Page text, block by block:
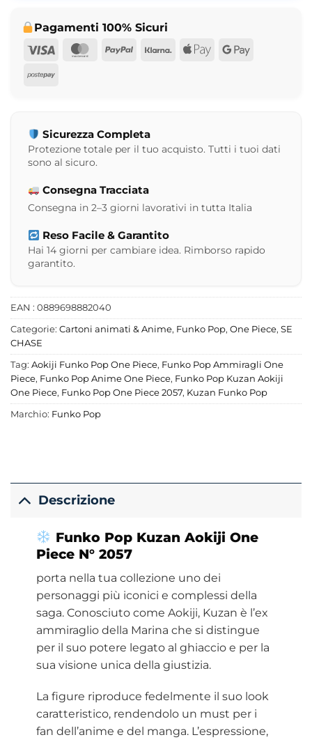
Pagamenti 100% Sicuri
Visa
MasterCard
PayPalKlarna Apple Google
Postepay
Sicurezza Completa
Protezione totale per il tuo acquisto. Tutti i tuoi dati
sono al sicuro.
Consegna Tracciata
Consegna in 2–3 giorni lavorativi in tutta Italia
Reso Facile & Garantito
Hai 14 giorni per cambiare idea. Rimborso rapido
garantito.
EAN : 0889698882040
Categorie: Cartoni animati & Anime, Funko Pop, One Piece, SE
CHASE
Tag: Aokiji Funko Pop One Piece, Funko Pop Ammiragli One
Piece, Funko Pop Anime One Piece, Funko Pop Kuzan Aokiji
One Piece, Funko Pop One Piece 2057, Kuzan Funko Pop
Marchio: Funko Pop
Descrizione
Funko Pop Kuzan Aokiji One
PieceN° 2057
porta nella tua collezione uno dei
personaggi più iconici e complessi della
saga. Conosciuto come Aokiji, Kuzan è l’ex
ammiraglio della Marina che si distingue
per il suo potere legato al ghiaccio e per la
sua visione unica della giustizia.
La figure riproduce fedelmente il suo look
caratteristico, rendendolo un must per i
fan dell’anime e del manga. L’espressione,